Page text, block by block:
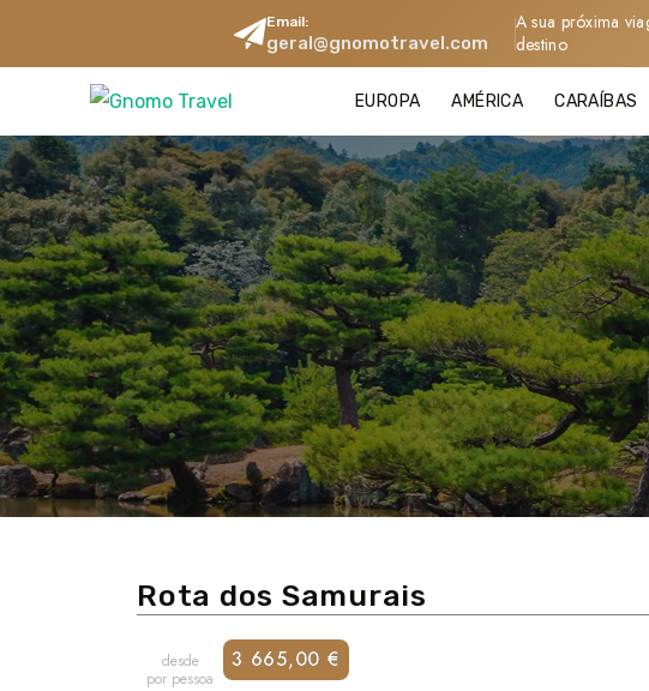
Email:
geral@gnomotravel.com
A sua próxima
destino
EUROPA AMÉRICA CARAÍBAS
Rota dos Samurais
desde
por pessoa
3 665,00 €